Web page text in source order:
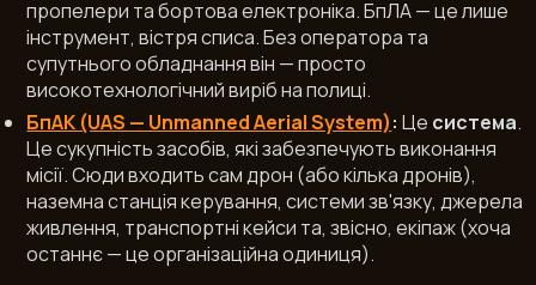
пропелери та бортова електроніка. БпЛА — це лише
інструмент, вістря списа. Без оператора та
супутнього обладнання він — просто
високотехнологічний виріб на полиці.
БпАК (UAS — Unmanned Aerial System): Це система.
Це сукупність засобів, які забезпечують виконання
місії. Сюди входить сам дрон (або кілька дронів),
наземна станція керування, системи зв'язку, джерела
живлення, транспортні кейси та, звісно, екіпаж (хоча
останнє — це організаційна одиниця).